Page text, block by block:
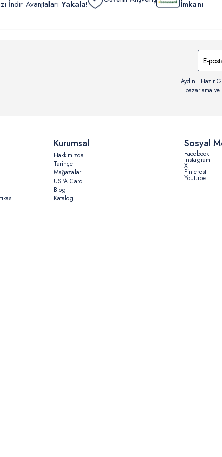
İndir Avanjtaları Yakala!
İmkanı
Aydınlı Hazır
pazarlama
Kurumsal
Hakkımızda
Tarihçe
Mağazalar
USPA Card
Blog
Katalog
Sosyal
Facebook
Instagram
X
Pinterest
Youtube